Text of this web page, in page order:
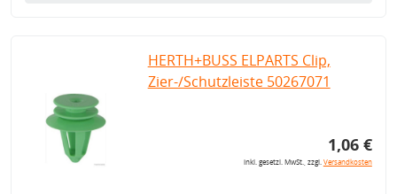
HERTH+BUSS ELPARTS Clip,
Zier-/Schutzleiste 50267071
1,06 €
inkl. gesetzl. MwSt., zzgl.Versandkosten